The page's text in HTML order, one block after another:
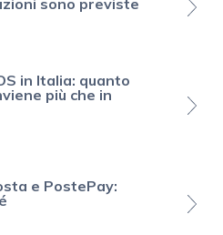
in Italia: quanto
più che in
e PostePay: